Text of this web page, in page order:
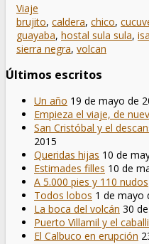
Viaje
brujito, caldera, chico,
guayaba, hostal sula sula,
sierra negra, volcan
Últimos escritos
Un año 19 de mayo de
Empieza el viaje, de
San Cristóbal y el
2015
Queridas hijas 10 de
Estimades filles 10 de
A 5.000 pies y 110 nudos
Todos lobos 1 de mayo
La boca del volcán 30
Puerto Villamil y el
El Calbuco en erupción